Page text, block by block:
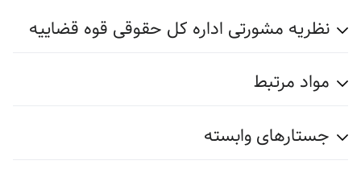
نظریه مشورتی اداره کل حقوقی قوه قضاییه
مواد مرتبط
جستارهای وابسته